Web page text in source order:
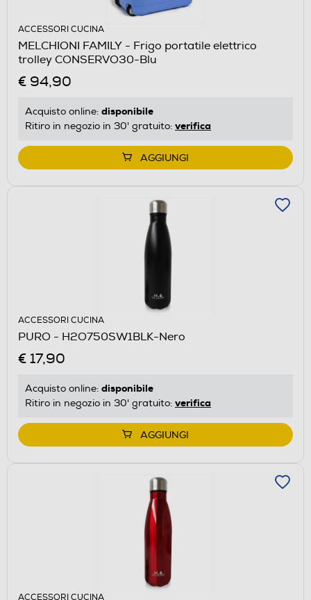
ACCESSORI CUCINA
MELCHIONI FAMILY - Frigo portatile elettrico
trolley CONSERVO30-Blu
€ 94,90
Acquisto online: disponibile
Ritiro in negozio in 30' gratuito: verifica
AGGIUNGI
ACCESSORI CUCINA
PURO - H2O750SW1BLK-Nero
€ 17,90
Acquisto online: disponibile
Ritiro in negozio in 30' gratuito: verifica
AGGIUNGI
ACCESSORI CUCINA